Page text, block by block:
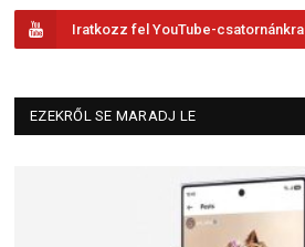
Iratkozz fel YouTube-csatornánkra
EZEKRŐL SE MARADJ LE